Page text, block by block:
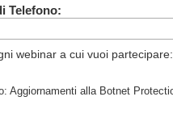
Telefono:
webinar a cui vuoi partecipare:
Aggiornamenti alla Botnet